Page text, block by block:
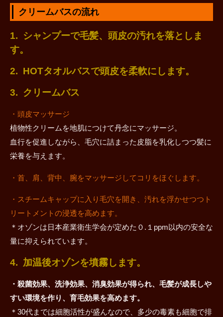
クリームバスの流れ
1. シャンプーで毛髪、頭皮の汚れを落としま
す。
2. HOTタオルバスで頭皮を柔軟にします。
3. クリームバス
・頭皮マッサージ
植物性クリームを地肌につけて丹念にマッサージ。
血行を促進しながら、毛穴に詰まった皮脂を乳化しつつ髪に
栄養を与えます。
・首、肩、背中、腕をマッサージしてコリをほぐします。
・スチームキャップに入り毛穴を開き、汚れを浮かせつつト
リートメントの浸透を高めます。
＊オゾンは日本産業衛生学会が定めた０.１ppm以内の安全な
量に抑えられています。
4. 加温後オゾンを墳霧します。
・殺菌効果、洗浄効果、消臭効果が得られ、毛髪が成長しや
すい環境を作り、育毛効果を高めます。
＊30代までは細胞活性が盛んなので、多少の毒素も細胞で排